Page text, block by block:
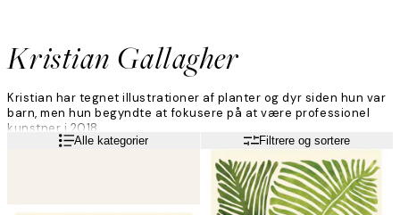
Kristian Gallagher
Kristian har tegnet illustrationer af planter og dyr siden hun var
barn, men hun begyndte at fokusere på at være professionel
kunstner i 2018.
Hun betragter sin kunst som en succes, hvis den får folk til at
smile - med sine farverige og finurlige tegninger ønsker hun at
Kristian bruger oftest akryl, gouache og akvarel, men arbejder
Læs mere Alle kategorier Filtrere og sortere